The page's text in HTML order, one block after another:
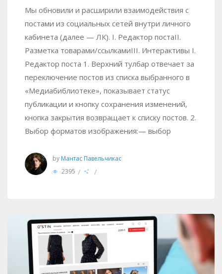
Мы обновили и расширили взаимодействия с
постами из социальных сетей внутри личного
кабинета (далее — ЛК). I. Редактор постаII.
Разметка товарами/ссылкамиIII. Интерактивы I.
Редактор поста 1. Верхний тулбар отвечает за
переключение постов из списка выбранного в
«Медиабиблиотеке», показывает статус
публикации и кнопку сохранения изменений,
кнопка закрытия возвращает к списку постов. 2.
Выбор форматов изображения:— выбор
by Мантас Павельчикас
2395 / /